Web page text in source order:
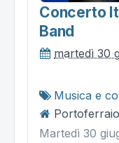
Concerto
Band
martedì 30
Musica e
Martedì 30